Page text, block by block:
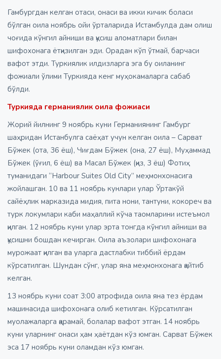
Гамбургдан келган отаси, онаси ва икки кичик боласи
бўлган оила ноябрь ойи ўрталарида Истамбулда дам олиш
чоғида кўнгил айниши ва қусиш аломатлари билан
шифохонага ётқизилган эди. Орадан кўп ўтмай, барчаси
вафот этди. Туркиялик илдизларга эга бу оиланинг
фожиали ўлими Туркияда кенг муҳокамаларга сабаб
бўлди.
Туркияда германиялик оила фожиаси
Жорий йилнинг 9 ноябрь куни Германиянинг Гамбург
шаҳридан Истанбулга саёҳат учун келган оила – Сарват
Бўжек (ота, 36 ёш), Чиғдам Бўжек (она, 27 ёш), Муҳаммад
Бўжек (ўғил, 6 ёш) ва Масал Бўжек (қиз, 3 ёш) Фотиҳ
туманидаги “Harbour Suites Old City” меҳмонхонасига
жойлашган. 10 ва 11 ноябрь кунлари улар Ўртакўй
сайёҳлик марказида мидия, пита нони, тантуни, кокореч ва
турк локумлари каби маҳаллий кўча таомларини истеъмол
қилган. 12 ноябрь куни улар эрта тонгда кўнгил айниши ва
қусишни бошдан кечирган. Оила аъзолари шифохонага
мурожаат қилган ва уларга дастлабки тиббий ёрдам
кўрсатилган. Шундан сўнг, улар яна меҳмонхонага қайтиб
келган.
13 ноябрь куни соат 3:00 атрофида оила яна тез ёрдам
машинасида шифохонага олиб кетилган. Кўрсатилган
муолажаларга қарамай, болалар вафот этган. 14 ноябрь
куни уларнинг онаси ҳам ҳаётдан кўз юмган. Сарват Бўжек
эса 17 ноябрь куни оламдан кўз юмган.